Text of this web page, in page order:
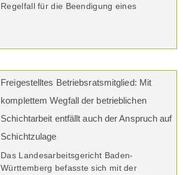
Regelfall für die Beendigung eines
Freigestelltes Betriebsratsmitglied: Mit
komplettem Wegfall der betrieblichen
Schichtarbeit entfällt auch der Anspruch auf
Schichtzulage
Das Landesarbeitsgericht Baden-
Württemberg befasste sich mit der